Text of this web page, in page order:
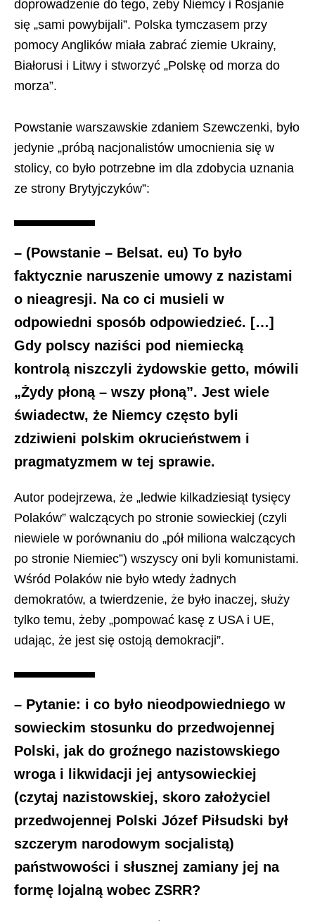
doprowadzenie do tego, żeby Niemcy i Rosjanie
się „sami powybijali”. Polska tymczasem przy
pomocy Anglików miała zabrać ziemie Ukrainy,
Białorusi i Litwy i stworzyć „Polskę od morza do
morza”.
Powstanie warszawskie zdaniem Szewczenki, było
jedynie „próbą nacjonalistów umocnienia się w
stolicy, co było potrzebne im dla zdobycia uznania
ze strony Brytyjczyków”:
– (Powstanie – Belsat. eu) To było
faktycznie naruszenie umowy z nazistami
o nieagresji. Na co ci musieli w
odpowiedni sposób odpowiedzieć. […]
Gdy polscy naziści pod niemiecką
kontrolą niszczyli żydowskie getto, mówili
„Żydy płoną – wszy płoną”. Jest wiele
świadectw, że Niemcy często byli
zdziwieni polskim okrucieństwem i
pragmatyzmem w tej sprawie.
Autor podejrzewa, że „ledwie kilkadziesiąt tysięcy
Polaków” walczących po stronie sowieckiej (czyli
niewiele w porównaniu do „pół miliona walczących
po stronie Niemiec”) wszyscy oni byli komunistami.
Wśród Polaków nie było wtedy żadnych
demokratów, a twierdzenie, że było inaczej, służy
tylko temu, żeby „pompować kasę z USA i UE,
udając, że jest się ostoją demokracji”.
– Pytanie: i co było nieodpowiedniego w
sowieckim stosunku do przedwojennej
Polski, jak do groźnego nazistowskiego
wroga i likwidacji jej antysowieckiej
(czytaj nazistowskiej, skoro założyciel
przedwojennej Polski Józef Piłsudski był
szczerym narodowym socjalistą)
państwowości i słusznej zamiany jej na
formę lojalną wobec ZSRR?